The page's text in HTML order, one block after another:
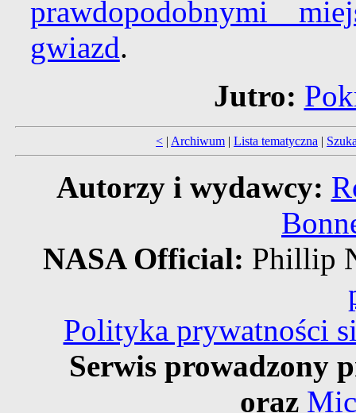
prawdopodobnymi
gwiazd.
Jutro:
< | Archiwum | Lista tematyczna |
Autorzy i wydawcy:
NASA Official: Phillip
Polityka prywatności
Serwis prowadzony
oraz